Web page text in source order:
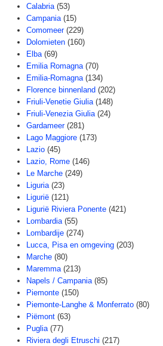
Calabria (53)
Campania (15)
Comomeer (229)
Dolomieten (160)
Elba (69)
Emilia Romagna (70)
Emilia-Romagna (134)
Florence binnenland (202)
Friuli-Venetie Giulia (148)
Friuli-Venezia Giulia (24)
Gardameer (281)
Lago Maggiore (173)
Lazio (45)
Lazio, Rome (146)
Le Marche (249)
Liguria (23)
Ligurië (121)
Ligurië Riviera Ponente (421)
Lombardia (55)
Lombardije (274)
Lucca, Pisa en omgeving (203)
Marche (80)
Maremma (213)
Napels / Campania (85)
Piemonte (150)
Piemonte-Langhe & Monferrato (80)
Piëmont (63)
Puglia (77)
Riviera degli Etruschi (217)